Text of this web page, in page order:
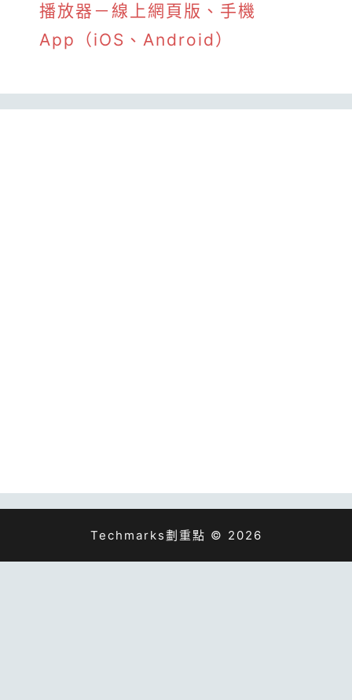
播放器－線上網頁版、手機
App（iOS、Android）
Techmarks劃重點 © 2026